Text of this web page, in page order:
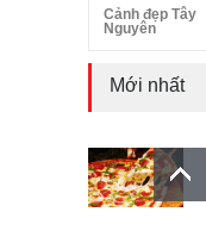
Cảnh đẹp Tây
Nguyên
Mới nhất